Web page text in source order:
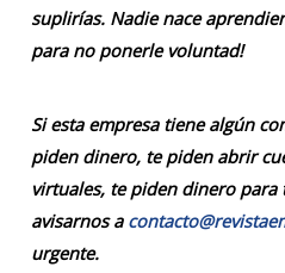
suplirías. Nadie nace
para no ponerle voluntad!
Si esta empresa tiene algún
piden dinero, te piden abrir
virtuales, te piden dinero para
avisarnos a
urgente.